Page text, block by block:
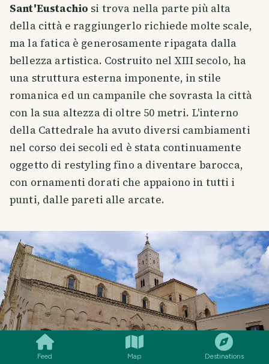
Feed Map Destinations
Sant'Eustachio si trova nella parte più alta
della città e raggiungerlo richiede molte scale,
ma la fatica è generosamente ripagata dalla
bellezza artistica. Costruito nel XIII secolo, ha
una struttura esterna imponente, in stile
romanica ed un campanile che sovrasta la città
con la sua altezza di oltre 50 metri. L'interno
della Cattedrale ha avuto diversi cambiamenti
nel corso dei secoli ed è stata continuamente
oggetto di restyling fino a diventare barocca,
con ornamenti dorati che appaiono in tutti i
punti, dalle pareti alle arcate.
SMILES COMMENT SHARE